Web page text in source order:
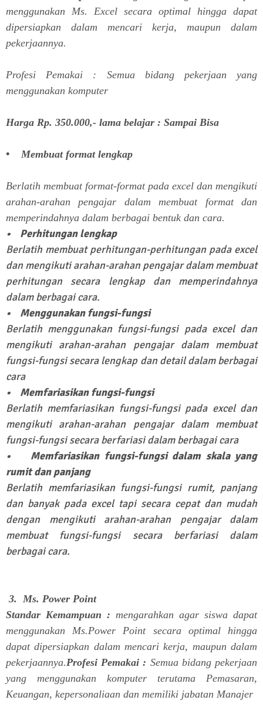
menggunakan Ms. Excel secara optimal hingga dapat
dipersiapkan dalam mencari kerja, maupun dalam
pekerjaannya.
Profesi Pemakai : Semua bidang pekerjaan yang
menggunakan komputer
Harga Rp. 350.000,- lama belajar : Sampai Bisa
• Membuat format lengkap
Berlatih membuat format-format pada excel dan mengikuti
arahan-arahan pengajar dalam membuat format dan
memperindahnya dalam berbagai bentuk dan cara.
• Perhitungan lengkap
Berlatih membuat perhitungan-perhitungan pada excel
dan mengikuti arahan-arahan pengajar dalam membuat
perhitungan secara lengkap dan memperindahnya
dalam berbagai cara.
• Menggunakan fungsi-fungsi
Berlatih menggunakan fungsi-fungsi pada excel dan
mengikuti arahan-arahan pengajar dalam membuat
fungsi-fungsi secara lengkap dan detail dalam berbagai
cara
• Memfariasikan fungsi-fungsi
Berlatih memfariasikan fungsi-fungsi pada excel dan
mengikuti arahan-arahan pengajar dalam membuat
fungsi-fungsi secara berfariasi dalam berbagai cara
• Memfariasikan fungsi-fungsi dalam skala yang
rumit dan panjang
Berlatih memfariasikan fungsi-fungsi rumit, panjang
dan banyak pada excel tapi secara cepat dan mudah
dengan mengikuti arahan-arahan pengajar dalam
membuat fungsi-fungsi secara berfariasi dalam
berbagai cara.
3. Ms. Power Point
Standar Kemampuan : mengarahkan agar siswa dapat
menggunakan Ms.Power Point secara optimal hingga
dapat dipersiapkan dalam mencari kerja, maupun dalam
pekerjaannya.Profesi Pemakai : Semua bidang pekerjaan
yang menggunakan komputer terutama Pemasaran,
Keuangan, kepersonaliaan dan memiliki jabatan Manajer